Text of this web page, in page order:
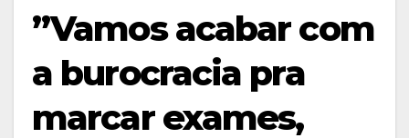
”Vamos acabar com
a burocracia pra
marcar exames,